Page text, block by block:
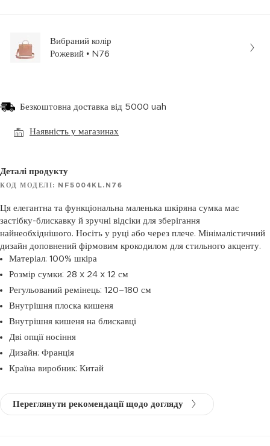
Вибраний колір
Рожевий • N76
Безкоштовна доставка від 5000 uah
Наявність у магазинах
Деталі продукту
КОД МОДЕЛІ: NF5004KL.N76
Ця елегантна та функціональна маленька шкіряна сумка має
застібку-блискавку й зручні відсіки для зберігання
найнеобхіднішого. Носіть у руці або через плече. Мінімалістичний
дизайн доповнений фірмовим крокодилом для стильного акценту.
Матеріал: 100% шкіра
Розмір сумки: 28 x 24 x 12 см
Регульований ремінець: 120–180 см
Внутрішня плоска кишеня
Внутрішня кишеня на блискавці
Дві опції носіння
Дизайн: Франція
Країна виробник: Китай
Переглянути рекомендації щодо догляду